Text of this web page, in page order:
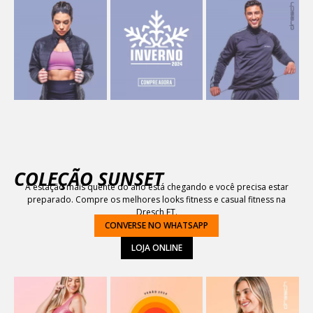
COLEÇÃO SUNSET
A estação mais quente do ano está chegando e você precisa estar
preparado. Compre os melhores looks fitness e casual fitness na
Dresch FT.
CONVERSE NO WHATSAPP
LOJA ONLINE